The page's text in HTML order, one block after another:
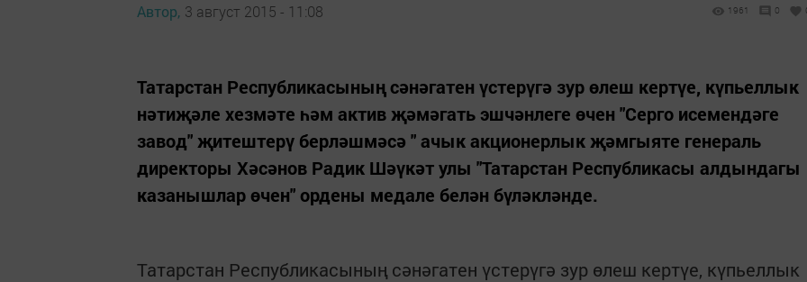
Автор, 3 август 2015 - 11:08 1961 0
Татарстан Республикасының сәнәгатен үстерүгә зур өлеш кертүе, күпьеллык
нәтиҗәле хезмәте һәм актив җәмәгать эшчәнлеге өчен "Серго исемендәге
завод" җитештерү берләшмәсә " ачык акционерлык җәмгыяте генераль
директоры Хәсәнов Радик Шәүкәт улы "Татарстан Республикасы алдындагы
казанышлар өчен" ордены медале белән бүләкләнде.
Татарстан Республикасының сәнәгатен үстерүгә зур өлеш кертүе, күпьеллык